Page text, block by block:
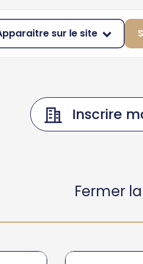
sur le site
Inscrire
Fermer